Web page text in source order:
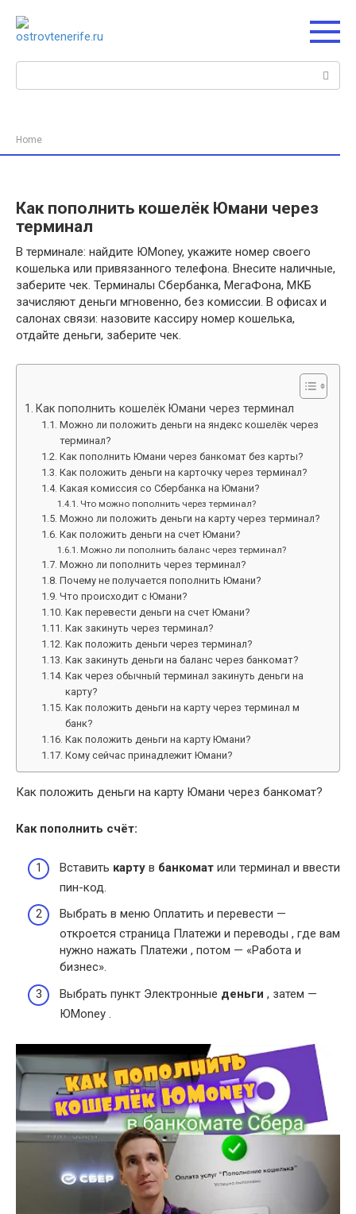
контенту
Поиск:
Home
Как пополнить кошелёк Юмани через
терминал
В терминале: найдите ЮMoney, укажите номер своего
кошелька или привязанного телефона. Внесите наличные,
заберите чек. Терминалы Сбербанка, МегаФона, МКБ
зачисляют деньги мгновенно, без комиссии. В офисах и
салонах связи: назовите кассиру номер кошелька,
отдайте деньги, заберите чек.
Как пополнить кошелёк Юмани через терминал
Можно ли положить деньги на яндекс кошелёк через
терминал?
Как пополнить Юмани через банкомат без карты?
Как положить деньги на карточку через терминал?
Какая комиссия со Сбербанка на Юмани?
Что можно пополнить через терминал?
Можно ли положить деньги на карту через терминал?
Как положить деньги на счет Юмани?
Можно ли пополнить баланс через терминал?
Можно ли пополнить через терминал?
Почему не получается пополнить Юмани?
Что происходит с Юмани?
Как перевести деньги на счет Юмани?
Как закинуть через терминал?
Как положить деньги через терминал?
Как закинуть деньги на баланс через банкомат?
Как через обычный терминал закинуть деньги на
карту?
Как положить деньги на карту через терминал м
банк?
Как положить деньги на карту Юмани?
Кому сейчас принадлежит Юмани?
Как положить деньги на карту Юмани через банкомат?
Как пополнить счёт:
Вставить карту в банкомат или терминал и ввести
пин-код.
Выбрать в меню Оплатить и перевести —
откроется страница Платежи и переводы , где вам
нужно нажать Платежи , потом — «Работа и
бизнес».
Выбрать пункт Электронные деньги , затем —
ЮMoney .